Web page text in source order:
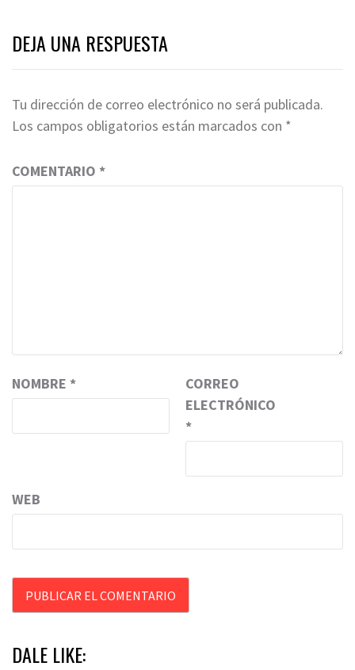
DEJA UNA RESPUESTA
Tu dirección de correo electrónico no será publicada.
Los campos obligatorios están marcados con *
COMENTARIO *
NOMBRE *
CORREO
ELECTRÓNICO
*
WEB
DALE LIKE: